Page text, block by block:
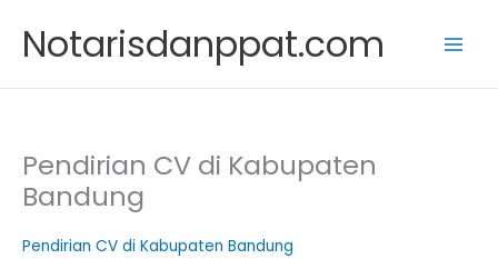
content
Notarisdanppat.com
Pendirian CV di Kabupaten
Bandung
Pendirian CV di Kabupaten Bandung